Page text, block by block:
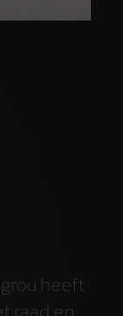
heeft
raad en